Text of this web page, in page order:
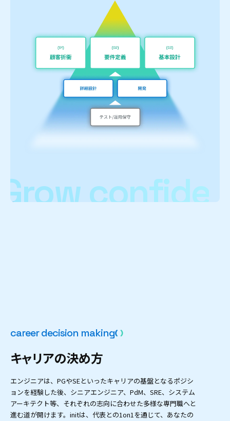
Grow
careerdecision making
キャリアの決め方
エンジニアは、PGやSEといったキャリアの基盤となるポジシ
ョンを経験した後、シニアエンジニア、PdM、SRE、システム
アーキテクト等、それぞれの志向に合わせた多様な専門職へと
進む道が開けます。initは、代表との1on1を通じて、あなたの